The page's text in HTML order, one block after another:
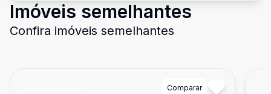
Imóveis semelhantes
Confira imóveis semelhantes
Comparar